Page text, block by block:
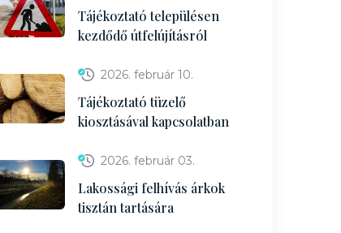
Tájékoztató településen
kezdődő útfelújításról
2026. február 10.
Tájékoztató tüzelő
kiosztásával kapcsolatban
2026. február 03.
Lakossági felhívás árkok
tisztán tartására